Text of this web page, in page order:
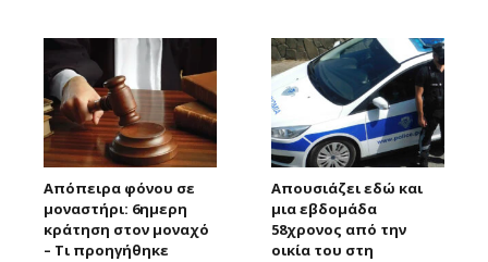
Απόπειρα φόνου σε
μοναστήρι: 6ημερη
κράτηση στον μοναχό
– Τι προηγήθηκε
Απουσιάζει εδώ και
μια εβδομάδα
58χρονος από την
οικία του στη